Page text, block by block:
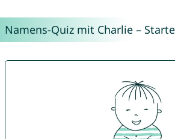
Namens-Quiz mit Charlie –